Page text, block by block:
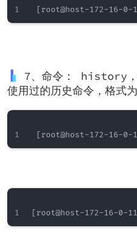
7、命令： history，
使用过的历史命令，格